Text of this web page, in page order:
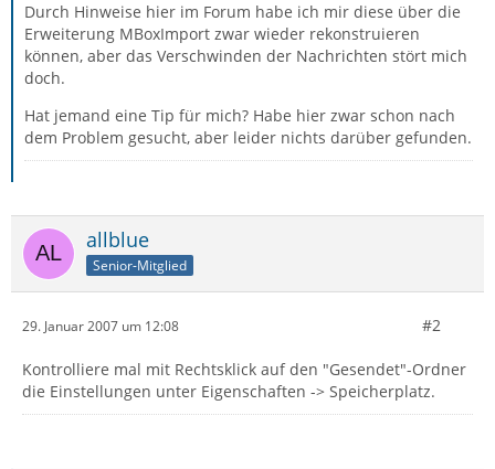
Durch Hinweise hier im Forum habe ich mir diese über die
Erweiterung MBoxImport zwar wieder rekonstruieren
können, aber das Verschwinden der Nachrichten stört mich
doch.
Hat jemand eine Tip für mich? Habe hier zwar schon nach
dem Problem gesucht, aber leider nichts darüber gefunden.
allblue
Senior-Mitglied
29. Januar 2007 um 12:08 #2
Kontrolliere mal mit Rechtsklick auf den "Gesendet"-Ordner
die Einstellungen unter Eigenschaften -> Speicherplatz.